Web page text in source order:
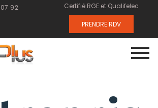
92 Certifié RGE et Qualifelec
PRENDRE RDV